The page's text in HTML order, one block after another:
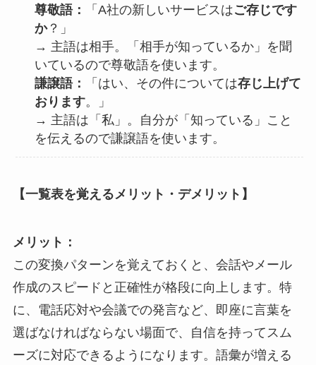
尊敬語：
「A社の新しいサービスはご存じです
か？」
→ 主語は相手。「相手が知っているか」を聞
いているので尊敬語を使います。
謙譲語：
「はい、その件については存じ上げて
おります。」
→ 主語は「私」。自分が「知っている」こと
を伝えるので謙譲語を使います。
【一覧表を覚えるメリット・デメリット】
メリット：
この変換パターンを覚えておくと、会話やメール
作成のスピードと正確性が格段に向上します。特
に、電話応対や会議での発言など、即座に言葉を
選ばなければならない場面で、自信を持ってスム
ーズに対応できるようになります。語彙が増える